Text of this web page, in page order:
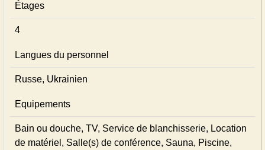
Étages
4
Langues du personnel
Russe, Ukrainien
Equipements
Bain ou douche, TV, Service de blanchisserie, Location
de matériel, Salle(s) de conférence, Sauna, Piscine,